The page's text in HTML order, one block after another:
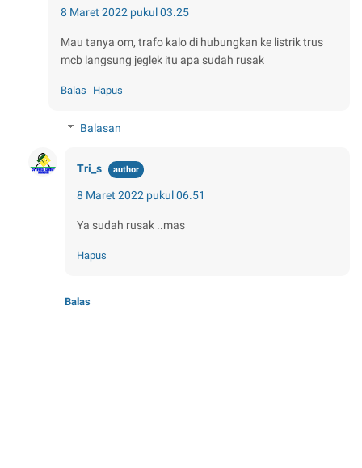
8 Maret 2022 pukul 03.25
Mau tanya om, trafo kalo di hubungkan ke listrik trus
mcb langsung jeglek itu apa sudah rusak
Balas Hapus
Balasan
Tri_s
8 Maret 2022 pukul 06.51
Ya sudah rusak ..mas
Hapus
Balas